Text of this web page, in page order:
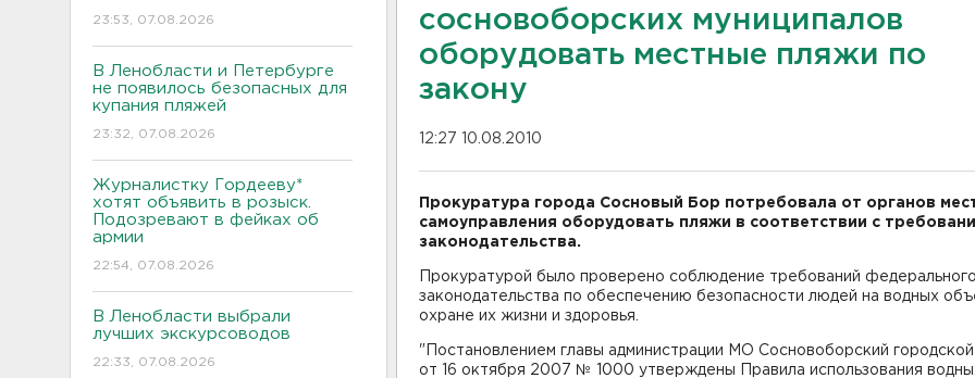
23:53, 07.08.2026
В Ленобласти и Петербурге
не появилось безопасных для
купания пляжей
23:32, 07.08.2026
Журналистку Гордееву*
хотят объявить в розыск.
Подозревают в фейках об
армии
22:54, 07.08.2026
В Ленобласти выбрали
лучших экскурсоводов
22:33, 07.08.2026
сосновоборских муниципалов
оборудовать местные пляжи по
закону
12:27 10.08.2010
Прокуратура города Сосновый Бор потребовала от органов
самоуправления оборудовать пляжи в соответствии с
законодательства.
Прокуратурой было проверено соблюдение требований федерального
законодательства по обеспечению безопасности людей на водных
охране их жизни и здоровья.
"Постановлением главы администрации МО Сосновоборский городской
от 16 октября 2007 № 1000 утверждены Правила использования